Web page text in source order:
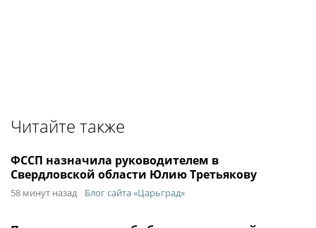
Читайте также
ФССП назначила руководителем в
Свердловской области Юлию Третьякову
58 минут назад Блог сайта «Царьград»